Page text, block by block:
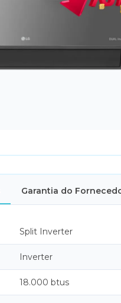
Garantia do
Split Inverter
Inverter
18.000 btus